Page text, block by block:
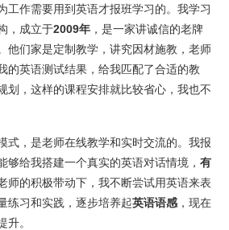
工作需要用到英语才报班学习的。我学习
，成立于2009年 ，是一家讲诚信的老牌
他们家是定制教学，讲究因材施教，老师
的英语测试结果，给我匹配了合适的教
划，这样的课程安排就比较省心，我也不
式，是老师在线教学和实时交流的。我报
够给我搭建一个真实的英语对话情境， 有
师的积极带动下，我不断尝试用英语来表
练习和实践，逐步培养起英语语感 ，现在
升。